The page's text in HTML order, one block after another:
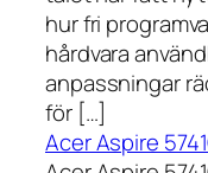
hur fri
hårdvara
anpassningar
för […]
Acer Aspire